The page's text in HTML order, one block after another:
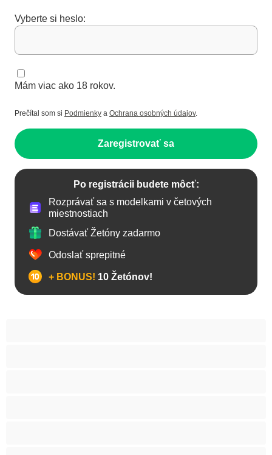
Vyberte si heslo:
Mám viac ako 18 rokov.
Prečítal som si Podmienky a Ochrana osobných údajov.
Zaregistrovať sa
Po registrácii budete môcť:
Rozprávať sa s modelkami v četových
miestnostiach
Dostávať Žetóny zadarmo
Odoslať sprepitné
+ BONUS! 10 Žetónov!